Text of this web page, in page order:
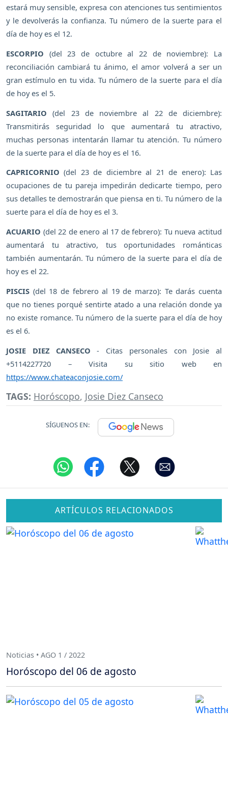
estará muy sensible, expresa con atenciones tus sentimientos
y le devolverás la confianza. Tu número de la suerte para el
día de hoy es el 12.
ESCORPIO (del 23 de octubre al 22 de noviembre): La
reconciliación cambiará tu ánimo, el amor volverá a ser un
gran estímulo en tu vida. Tu número de la suerte para el día
de hoy es el 5.
SAGITARIO (del 23 de noviembre al 22 de diciembre):
Transmitirás seguridad lo que aumentará tu atractivo,
muchas personas intentarán llamar tu atención. Tu número
de la suerte para el día de hoy es el 16.
CAPRICORNIO (del 23 de diciembre al 21 de enero): Las
ocupaciones de tu pareja impedirán dedicarte tiempo, pero
sus detalles te demostrarán que piensa en ti. Tu número de la
suerte para el día de hoy es el 3.
ACUARIO (del 22 de enero al 17 de febrero): Tu nueva actitud
aumentará tu atractivo, tus oportunidades románticas
también aumentarán. Tu número de la suerte para el día de
hoy es el 22.
PISCIS (del 18 de febrero al 19 de marzo): Te darás cuenta
que no tienes porqué sentirte atado a una relación donde ya
no existe romance. Tu número de la suerte para el día de hoy
es el 6.
JOSIE DIEZ CANSECO - Citas personales con Josie al
+5114227720 – Visita su sitio web en
https://www.chateaconjosie.com/
TAGS: Horóscopo, Josie Diez Canseco
SÍGUENOS EN:
ARTÍCULOS RELACIONADOS
Noticias • AGO 1 / 2022
Horóscopo del 06 de agosto